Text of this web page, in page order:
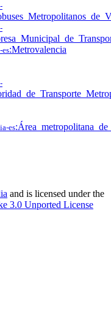
es:Metrovalencia
es
and is licensed under the
3.0 Unported License